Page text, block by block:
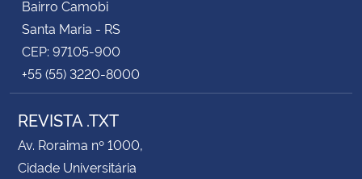
Bairro Camobi
Santa Maria - RS
CEP: 97105-900
+55 (55) 3220-8000
REVISTA .TXT
Av. Roraima nº 1000,
Cidade Universitária